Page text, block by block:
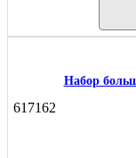
Набор
617162